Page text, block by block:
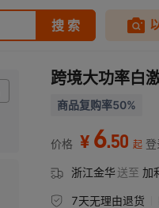
跨境大功率白
商品复购率50%
价格 ¥ 6.50 起
浙江金华送至 加
7天无理由退货